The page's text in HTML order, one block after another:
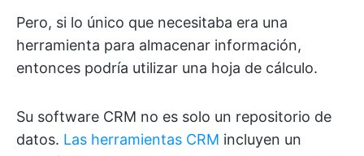
Pero, si lo único que necesitaba era una
herramienta para almacenar información,
entonces podría utilizar una hoja de cálculo.
Su software CRM no es solo un repositorio de
datos. Las herramientas CRM incluyen un